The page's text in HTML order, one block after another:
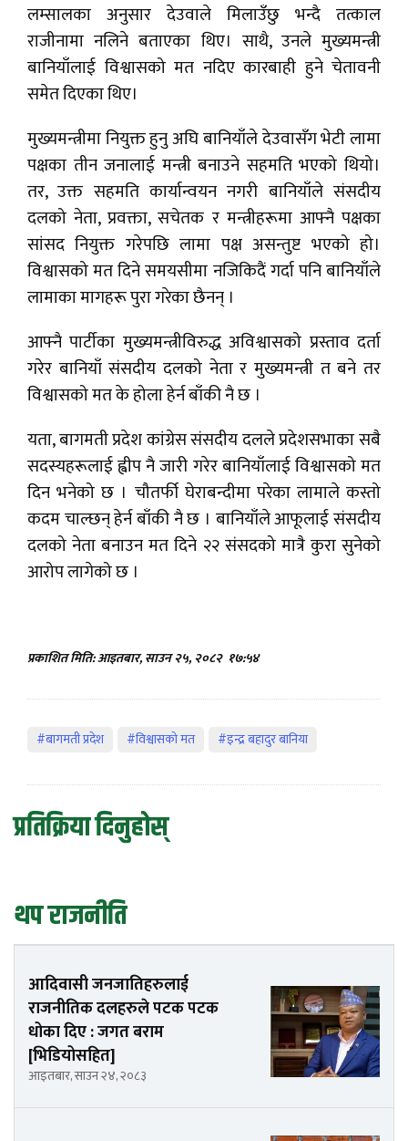
लम्सालका अनुसार देउवाले मिलाउँछु भन्दै तत्काल
राजीनामा नलिने बताएका थिए। साथै, उनले मुख्यमन्त्री
बानियाँलाई विश्वासको मत नदिए कारबाही हुने चेतावनी
समेत दिएका थिए।
मुख्यमन्त्रीमा नियुक्त हुनु अघि बानियाँले देउवासँग भेटी लामा
पक्षका तीन जनालाई मन्त्री बनाउने सहमति भएको थियो।
तर, उक्त सहमति कार्यान्वयन नगरी बानियाँले संसदीय
दलको नेता, प्रवक्ता, सचेतक र मन्त्रीहरूमा आफ्नै पक्षका
सांसद नियुक्त गरेपछि लामा पक्ष असन्तुष्ट भएको हो।
विश्वासको मत दिने समयसीमा नजिकिदैं गर्दा पनि बानियाँले
लामाका मागहरू पुरा गरेका छैनन् ।
आफ्नै पार्टीका मुख्यमन्त्रीविरुद्ध अविश्वासको प्रस्ताव दर्ता
गरेर बानियाँ संसदीय दलको नेता र मुख्यमन्त्री त बने तर
विश्वासको मत के होला हेर्न बाँकी नै छ ।
यता, बागमती प्रदेश कांग्रेस संसदीय दलले प्रदेशसभाका सबै
सदस्यहरूलाई ह्वीप नै जारी गरेर बानियाँलाई विश्वासको मत
दिन भनेको छ । चौतर्फी घेराबन्दीमा परेका लामाले कस्तो
कदम चाल्छन् हेर्न बाँकी नै छ । बानियाँले आफूलाई संसदीय
दलको नेता बनाउन मत दिने २२ संसदको मात्रै कुरा सुनेको
आरोप लागेको छ ।
प्रकाशित मिति: आइतबार, साउन २५, २०८२ १७:५४
#बागमती प्रदेश #विश्वासको मत #इन्द्र बहादुर बानिया
प्रतिक्रिया दिनुहोस्
थप राजनीति
आदिवासी जनजातिहरुलाई
राजनीतिक दलहरुले पटक पटक
धोका दिए : जगत बराम
[भिडियोसहित]
आइतबार, साउन २४, २०८३